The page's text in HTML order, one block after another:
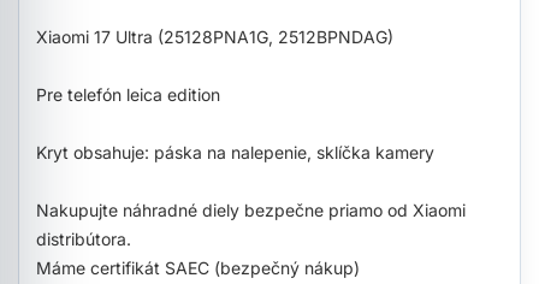
Xiaomi 17 Ultra (25128PNA1G, 2512BPNDAG)
Pre telefón leica edition
Kryt obsahuje: páska na nalepenie, sklíčka kamery
Nakupujte náhradné diely bezpečne priamo od Xiaomi
distribútora.
Máme certifikát SAEC (bezpečný nákup)